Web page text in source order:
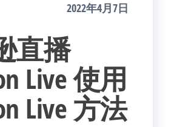
2022年4月7日
直播
Live 使用
Live 方法